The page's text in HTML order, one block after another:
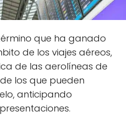
que ha ganado
de los viajes aéreos,
de las aerolíneas de
los que pueden
anticipando